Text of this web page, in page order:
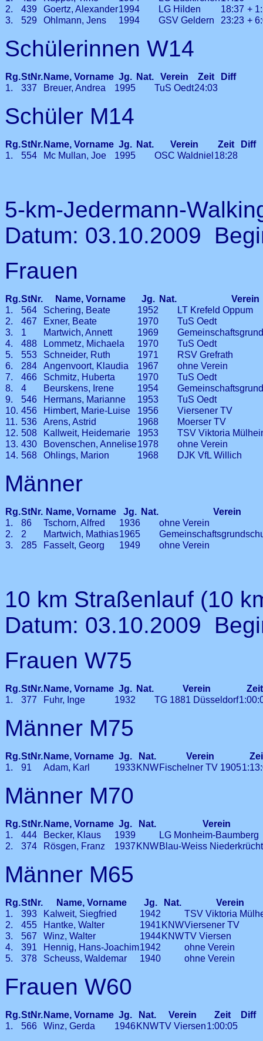
2.
439 Goertz, Alexander1994 LG Hilden 18:37 +
3.
529 Ohlmann, Jens 1994 GSV Geldern 23:23 +
Schülerinnen W14
Rg.StNr. Name, Vorname Jg. Nat. Verein Zeit
Diff
1.
337 Breuer, Andrea 1995 TuS Oedt24:03
Schüler M14
Rg.StNr. Name, Vorname Jg. Nat. Verein Zeit
Diff
1.
554 Mc Mullan, Joe 1995 OSC Waldniel 18:28
5-km-Jedermann-
Datum: 03.10.2009
Frauen
Rg.StNr. Name, Vorname Jg. Nat.
Verein
1.
564 Schering, Beate 1952
LT Krefeld Oppum
2.
467 Exner, Beate 1970
TuS Oedt
3.
1 Martwich, Annett 1969
4.
488 Lommetz, Michaela 1970
TuS Oedt
5.
553 Schneider, Ruth 1971
RSV Grefrath
6.
284 Angenvoort, Klaudia 1967
ohne Verein
7.
466 Schmitz, Huberta 1970
TuS Oedt
8.
4 Beurskens, Irene 1954
9.
546 Hermans, Marianne 1953
TuS Oedt
10. 456 Himbert, Marie-Luise 1956
Viersener TV
11. 536 Arens, Astrid 1968
Moerser TV
12. 508 Kallweit, Heidemarie 1953
TSV Viktoria
13. 430 Bovenschen, Annelise1978
ohne Verein
14. 568 Ohlings, Marion 1968 DJK VfL Willich
Männer
Rg.StNr. Name, Vorname Jg. Nat.
Verein
1.
86 Tschorn, Alfred 1936
ohne Verein
2.
2 Martwich, Mathias1965
3.
285 Fasselt, Georg 1949 ohne Verein
10 km Straßenlauf (10
Datum: 03.10.2009
Frauen W75
Rg.StNr. Name, Vorname Jg. Nat. Verein
1.
377 Fuhr, Inge 1932 TG 1881 Düsseldorf
Männer M75
Rg.StNr. Name, Vorname Jg. Nat. Verein
1.
91 Adam, Karl 1933KNWFischelner TV 1905
Männer M70
Rg.StNr. Name, Vorname Jg. Nat.
Verein
1.
444 Becker, Klaus 1939
LG Monheim-Baumberg
2.
374 Rösgen, Franz 1937 KNWBlau-Weiss
Männer M65
Rg.StNr. Name, Vorname Jg. Nat.
Verein
1.
393 Kalweit, Siegfried 1942
TSV Viktoria
2.
455 Hantke, Walter 1941 KNWViersener TV
3.
567 Winz, Walter 1944KNWTV Viersen
4.
391 Hennig, Hans-Joachim1942
ohne Verein
5.
378 Scheuss, Waldemar 1940 ohne Verein
Frauen W60
Rg.StNr. Name, Vorname Jg. Nat. Verein Zeit
Diff
1.
566 Winz, Gerda 1946KNWTV Viersen1:00:05